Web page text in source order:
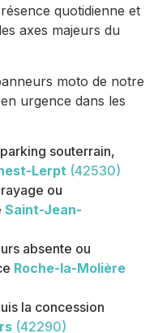
quotidienne et
axes majeurs du
moto de notre
urgence dans les
souterrain,
Lerpt (42530)
ou
Saint-Jean-
absente ou
Roche-la-Molière
la concession
(42290)